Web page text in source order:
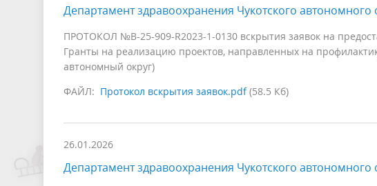
Департамент здравоохранения Чукотского
ПРОТОКОЛ №В-25-909-R2023-1-0130 вскрытия заявок на
Гранты на реализацию проектов, направленных на
автономный округ)
ФАЙЛ: Протокол вскрытия заявок.pdf(58.5 Кб)
26.01.2026
Департамент здравоохранения Чукотского